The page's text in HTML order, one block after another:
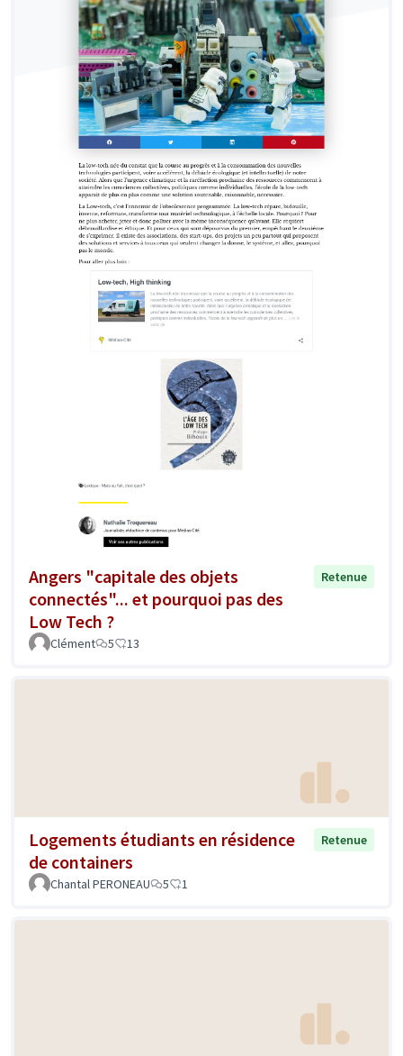
Angers "capitale des objets
connectés"... et pourquoi pas des
Low Tech ?
Retenue
Clément 5 13
Logements étudiants en résidence
de containers
Retenue
Chantal PERONEAU 5 1